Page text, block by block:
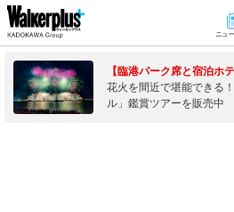
ニュ
【臨港パーク席と宿泊ホ
花火を間近で堪能できる
ル」鑑賞ツアーを販売中